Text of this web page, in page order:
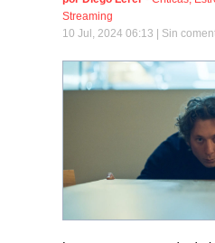
Streaming
10 Jul, 2024 06:13 | Sin